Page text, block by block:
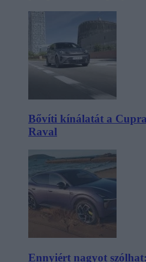
Bővíti kínálatát a
Raval
Ennyiért nagyot